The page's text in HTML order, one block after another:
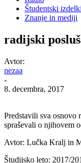
Študentski izdelki
Znanje in mediji
radijski
Avtor:
nezaa
-
8. decembra, 2017
Predstavili sva osnovo
spraševali o njihovem
Avtor: Lučka Kralj in
Študijsko leto: 2017/